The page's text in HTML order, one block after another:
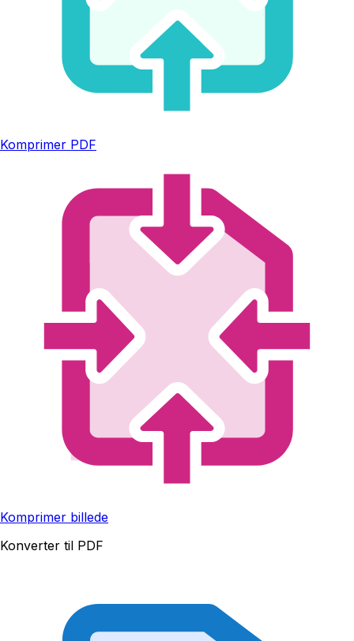
Komprimer PDF
Komprimer billede
Konverter til PDF